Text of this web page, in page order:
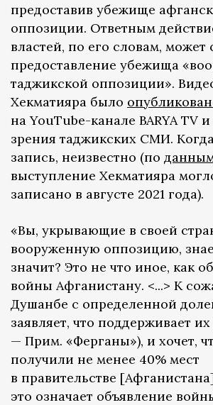
предоставив убежище
оппозиции. Ответным
властей, по его словам, может
предоставление убежища
таджикской оппозиции».
Хекматияра было
на YouTube-канале BARYA TV
зрения таджикских СМИ.
запись, неизвестно (по
выступление Хекматияра
записано в августе 2021 года).
«Вы, укрывающие в своей
вооруженную оппозицию,
значит? Это не что иное, как
войны Афганистану. <...> К
Душанбе с определенной
заявляет, что поддерживает
— Прим. «Ферганы»), и хочет,
получили не менее 40% мест
в правительстве
это означает объявление